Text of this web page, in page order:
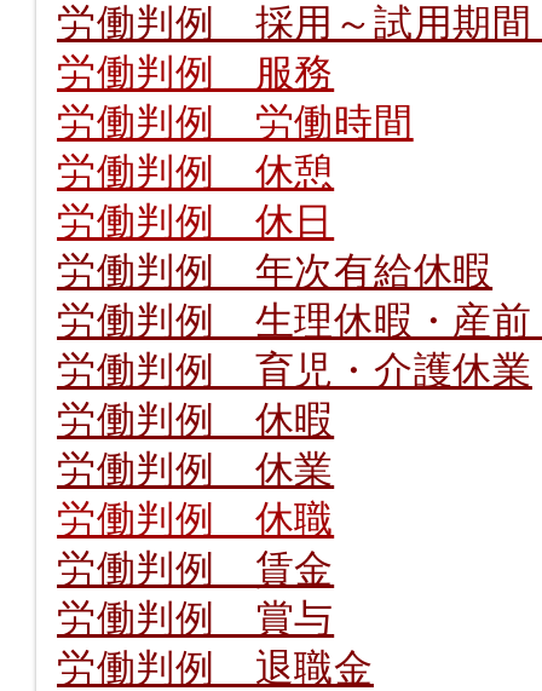
労働判例 採用～試用期
労働判例 服務
労働判例 労働時間
労働判例 休憩
労働判例 休日
労働判例 年次有給休暇
労働判例 生理休暇・産前
労働判例 育児・介護休業
労働判例 休暇
労働判例 休業
労働判例 休職
労働判例 賃金
労働判例 賞与
労働判例 退職金